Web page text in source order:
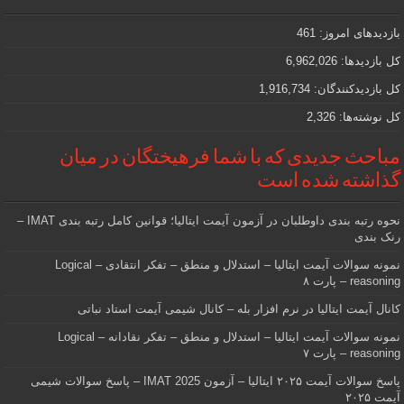
که
دنبالش
هستید
بازدیدهای امروز: 461
کل بازدیدها: 6,962,026
کل بازدیدکنند‌گان: 1,916,734
کل نوشته‌ها: 2,326
مباحث جدیدی که با شما فرهیختگان در میان
گذاشته شده است
نحوه رتبه بندی داوطلبان در آزمون آیمت ایتالیا؛ قوانین کامل رتبه بندی IMAT –
رنک بندی
نمونه سوالات آیمت ایتالیا – استدلال و منطق – تفکر انتقادی – Logical
reasoning – پارت ۸
کانال آیمت ایتالیا در نرم افزار بله – کانال شیمی آیمت استاد نباتی
نمونه سوالات آیمت ایتالیا – استدلال و منطق – تفکر نقادانه – Logical
reasoning – پارت ۷
پاسخ سوالات آیمت ۲۰۲۵ ایتالیا – آزمون IMAT 2025 – پاسخ سوالات شیمی
آیمت ۲۰۲۵